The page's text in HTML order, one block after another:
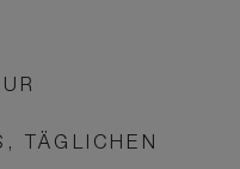
TÄGLICHEN